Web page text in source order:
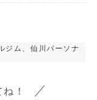
ジム、仙川パーソナ
！